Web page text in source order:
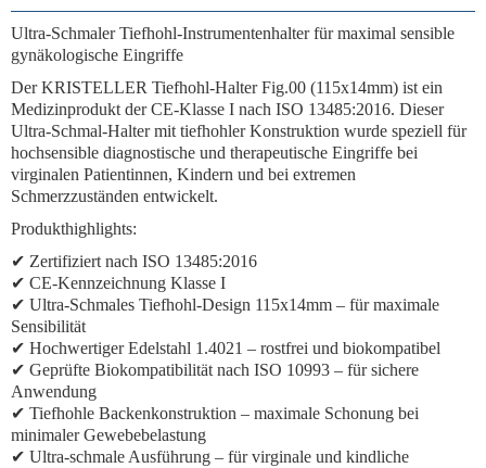
Ultra-Schmaler Tiefhohl-Instrumentenhalter für maximal sensible
gynäkologische Eingriffe
Der KRISTELLER Tiefhohl-Halter Fig.00 (115x14mm) ist ein
Medizinprodukt der CE-Klasse I nach ISO 13485:2016. Dieser
Ultra-Schmal-Halter mit tiefhohler Konstruktion wurde speziell für
hochsensible diagnostische und therapeutische Eingriffe bei
virginalen Patientinnen, Kindern und bei extremen
Schmerzzuständen entwickelt.
Produkthighlights:
✔ Zertifiziert nach ISO 13485:2016
✔ CE-Kennzeichnung Klasse I
✔ Ultra-Schmales Tiefhohl-Design 115x14mm – für maximale
Sensibilität
✔ Hochwertiger Edelstahl 1.4021 – rostfrei und biokompatibel
✔ Geprüfte Biokompatibilität nach ISO 10993 – für sichere
Anwendung
✔ Tiefhohle Backenkonstruktion – maximale Schonung bei
minimaler Gewebebelastung
✔ Ultra-schmale Ausführung – für virginale und kindliche